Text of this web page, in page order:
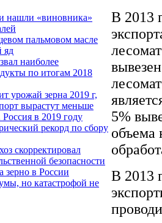
нашли «виновника»
пальмовом масле
яд
наиболее
по итогам 2018
урожай зерна 2019 г,
вырастут меньше
в 2019 году
рекорд по сбору
скорректировал
безопасности
зерно в России
но катастрофой не
В 2013
5%
объема
В 2013